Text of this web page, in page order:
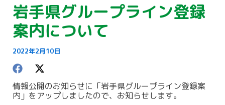
岩手県グループライン登録
案内について
2022年2月10日
情報公開のお知らせに「岩手県グループライン登録案
内」をアップしましたので、お知らせします。